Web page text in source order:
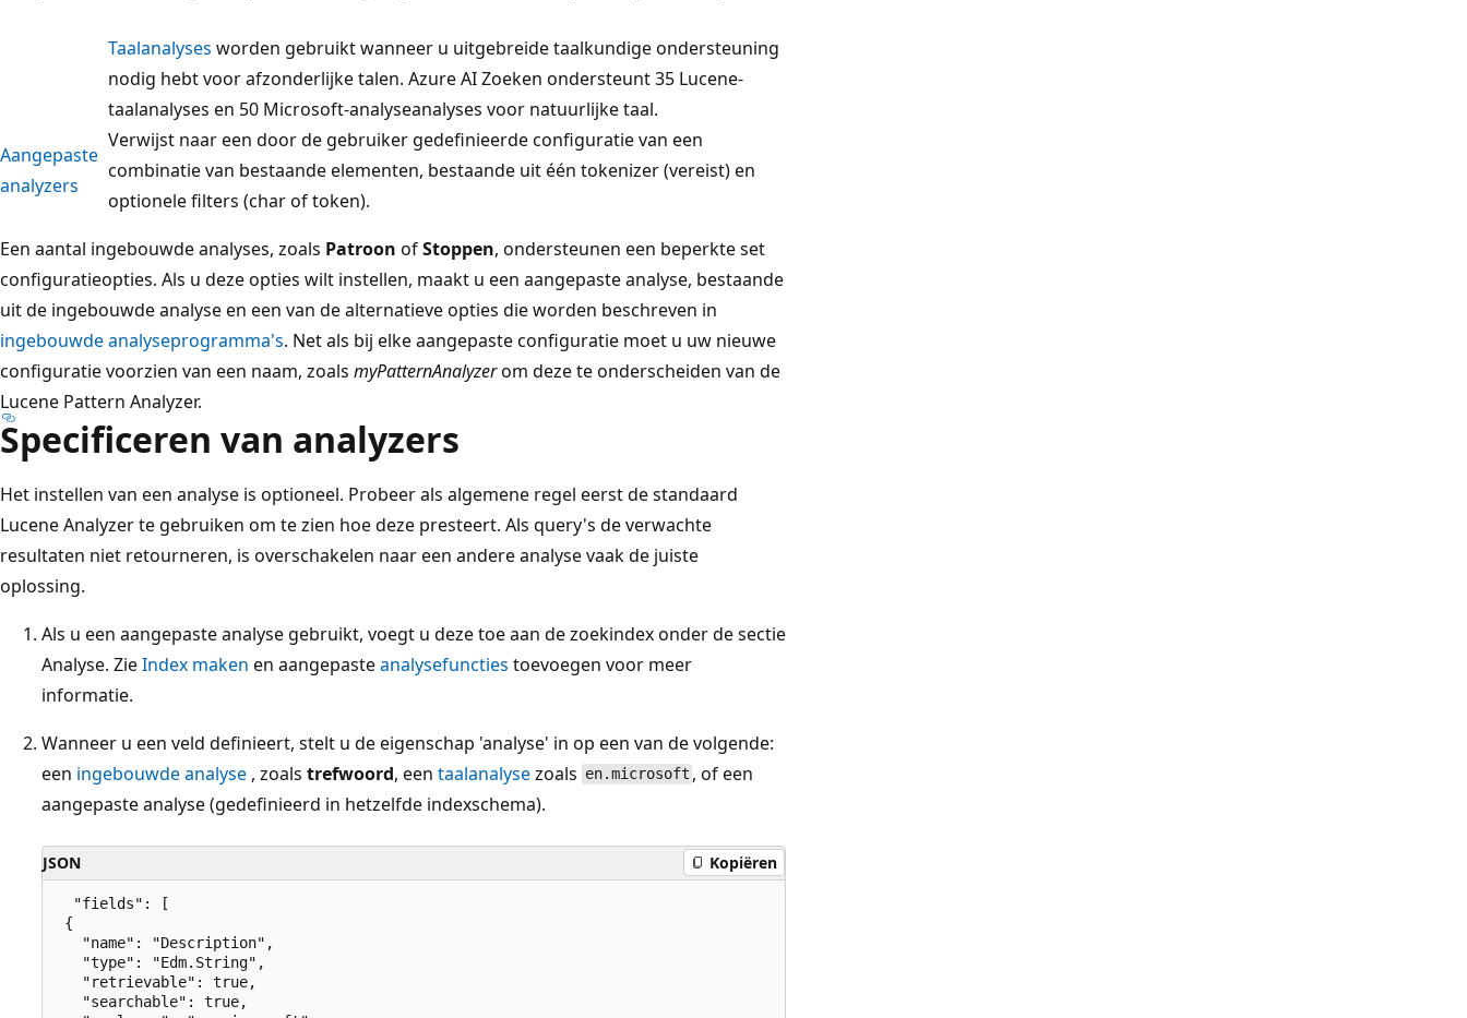
Taalanalyses worden gebruikt wanneer u uitgebreide taalkundige ondersteuning
nodig hebt voor afzonderlijke talen. Azure AI Zoeken ondersteunt 35 Lucene-
taalanalyses en 50 Microsoft-analyseanalyses voor natuurlijke taal.
Aangepaste
analyzers
Verwijst naar een door de gebruiker gedefinieerde configuratie van een
combinatie van bestaande elementen, bestaande uit één tokenizer (vereist) en
optionele filters (char of token).
Een aantal ingebouwde analyses, zoals Patroon ofStoppen, ondersteunen een beperkte set
configuratieopties. Als u deze opties wilt instellen, maakt u een aangepaste analyse, bestaande
uit de ingebouwde analyse en een van de alternatieve opties die worden beschreven in
ingebouwde analyseprogramma's. Net als bij elke aangepaste configuratie moet u uw nieuwe
configuratie voorzien van een naam, zoals myPatternAnalyzerom deze te onderscheiden van de
Lucene Pattern Analyzer.
Specificeren van analyzers
Het instellen van een analyse is optioneel. Probeer als algemene regel eerst de standaard
Lucene Analyzer te gebruiken om te zien hoe deze presteert. Als query's de verwachte
resultaten niet retourneren, is overschakelen naar een andere analyse vaak de juiste
oplossing.
Als u een aangepaste analyse gebruikt, voegt u deze toe aan de zoekindex onder de sectie
Analyse. ZieIndex maken en aangepasteanalysefuncties toevoegen voor meer
informatie.
Wanneer u een veld definieert, stelt u de eigenschap 'analyse' in op een van de volgende:
een ingebouwde analyse , zoals trefwoord, een taalanalysezoals en.microsoft , of een
aangepaste analyse (gedefinieerd in hetzelfde indexschema).
JSON Kopiëren
  "fields": [
{
   "name": "Description",
   "type": "Edm.String",
   "retrievable": true,
   "searchable": true,